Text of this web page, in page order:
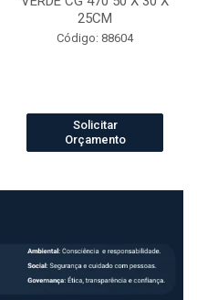
25CM
Código: 88604
Solicitar
Orçamento